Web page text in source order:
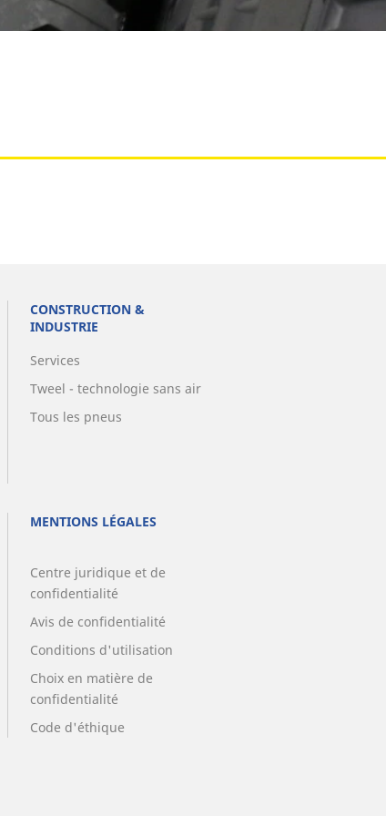
Aviation
CONSTRUCTION &
INDUSTRIE
Services
Tweel - technologie sans air
Tous les pneus
MENTIONS LÉGALES
Centre juridique et de
confidentialité
Avis de confidentialité
Conditions d'utilisation
Choix en matière de
confidentialité
Code d'éthique